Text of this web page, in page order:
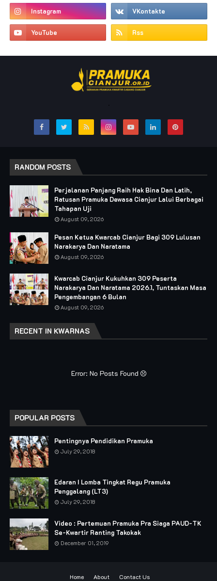
.
RANDOM POSTS
Perjalanan Panjang Raih Hak Bina Dan Latih,
Ratusan Pramuka Dewasa Cianjur Lalui Berbagai
Tahapan Uji
August 09, 2026
Pesan Ketua Kwarcab Cianjur Bagi 309 Lulusan
Narakarya Dan Naratama
August 09, 2026
Kwarcab Cianjur Kukuhkan 309 Peserta
Narakarya Dan Naratama 2026.1, Tuntaskan Masa
Pengembangan 6 Bulan
August 09, 2026
RECENT IN KWARNAS
Error: No Posts Found
POPULAR POSTS
Pentingnya Pendidikan Pramuka
July 29, 2018
Edaran I Lomba Tingkat Regu Pramuka
Penggalang (LT3)
July 29, 2018
Video : Pertemuan Pramuka Pra Siaga PAUD-TK
Se-Kwartir Ranting Takokak
December 01, 2019
Home About Contact Us